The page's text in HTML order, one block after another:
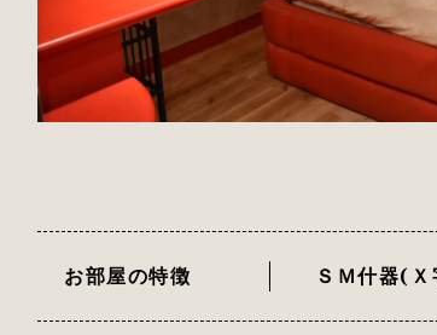
お部屋の特徴 ＳＭ什器(